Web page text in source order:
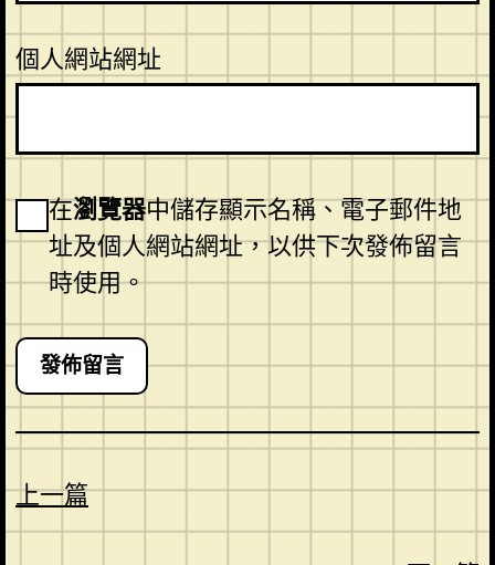
個人網站網址
在瀏覽器中儲存顯示名稱、電子郵件地
址及個人網站網址，以供下次發佈留言
時使用。
上一篇